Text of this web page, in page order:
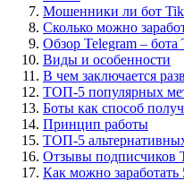
Мошенники ли бот Tik
Сколько можно
Обзор Telegram – бота
Виды и особенности
В чем заключается
ТОП-5 популярных
Боты как способ
Принцип работы
ТОП-5
Отзывы подписчиков
Как можно заработать